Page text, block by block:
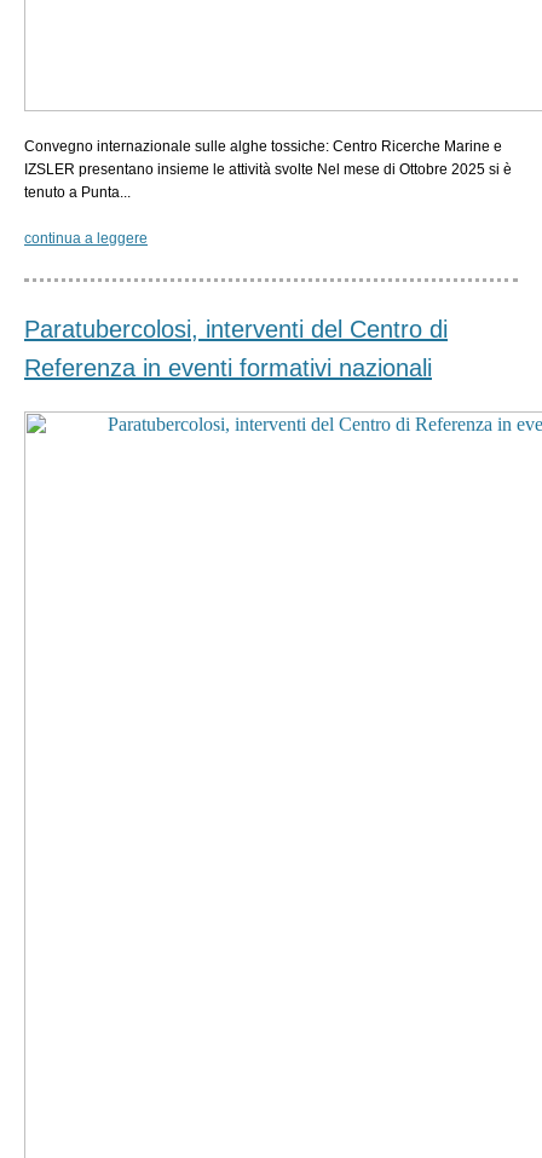
Convegno internazionale sulle alghe tossiche: Centro Ricerche Marine e
IZSLER presentano insieme le attività svolte Nel mese di Ottobre 2025 si è
tenuto a Punta...
continua a leggere
Paratubercolosi, interventi del Centro di
Referenza in eventi formativi nazionali